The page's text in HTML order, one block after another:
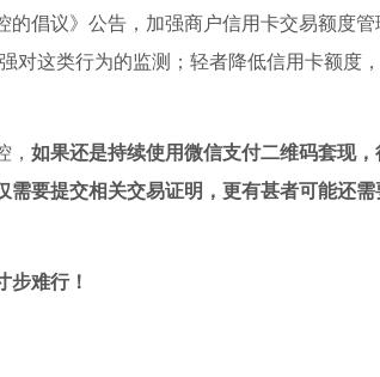
倡议》公告，加强商户信用卡交易额度管
对这类行为的监测；轻者降低信用卡额度
， 如果还是持续使用微信支付二维码套现，
要提交相关交易证明，更有甚者可能还需
步难行！